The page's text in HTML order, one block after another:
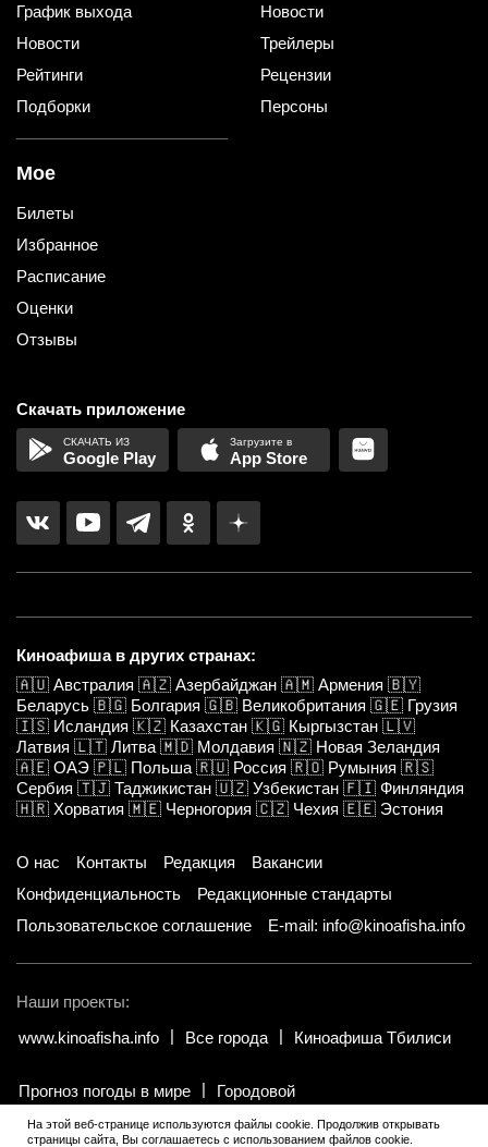
График выхода
Новости
Рейтинги
Подборки
Новости
Трейлеры
Рецензии
Персоны
Мое
Билеты
Избранное
Расписание
Оценки
Отзывы
Скачать приложение
Google Play App Store
Киноафиша в других странах:
🇦🇺 Австралия 🇦🇿 Азербайджан 🇦🇲 Армения 🇧🇾
Беларусь 🇧🇬 Болгария 🇬🇧 Великобритания 🇬🇪 Грузия
🇮🇸 Исландия 🇰🇿 Казахстан 🇰🇬 Кыргызстан 🇱🇻
Латвия 🇱🇹 Литва 🇲🇩 Молдавия 🇳🇿 Новая Зеландия
🇦🇪 ОАЭ 🇵🇱 Польша 🇷🇺 Россия 🇷🇴 Румыния 🇷🇸
Сербия 🇹🇯 Таджикистан 🇺🇿 Узбекистан 🇫🇮 Финляндия
🇭🇷 Хорватия 🇲🇪 Черногория 🇨🇿 Чехия 🇪🇪 Эстония
О нас Контакты Редакция
Вакансии
Конфиденциальность
Редакционные стандарты
Пользовательское соглашение
E-mail: info@kinoafisha.info
Наши проекты:
www.kinoafisha.info
Все города Киноафиша Тбилиси
Прогноз погоды в мире Городовой
© 2002-2026 Все права и материалы принадлежат «Киноафиша».
На этой веб-странице используются файлы cookie. Продолжив открывать
страницы сайта, Вы соглашаетесь с использованием файлов cookie.